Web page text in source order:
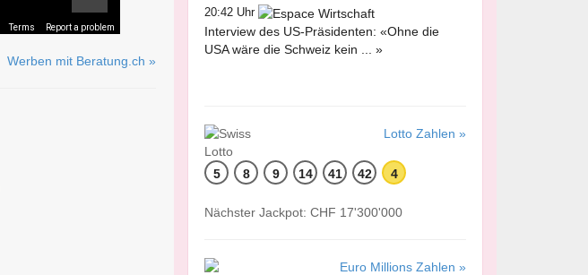
Terms Report a problem
Werben mit Beratung.ch »
20:42 Uhr
Interview des US-Präsidenten: «Ohne die
USA wäre die Schweiz kein ... »
Lotto Zahlen »
5 8 9 14 41 42 4
Nächster Jackpot: CHF 17'300'000
Euro Millions Zahlen »